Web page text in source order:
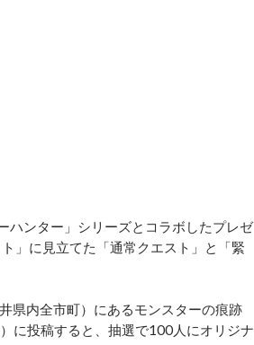
ンター」シリーズとコラボしたプレゼ
」に見立てた「通常クエスト」と「緊
県内全市町）にあるモンスターの痕跡
に投稿すると、抽選で100人にオリジナ